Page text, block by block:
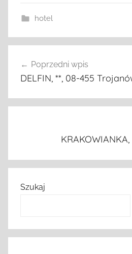
hotel
wpisu
Poprzedni wpis
DELFIN, **, 08-455
Szukaj